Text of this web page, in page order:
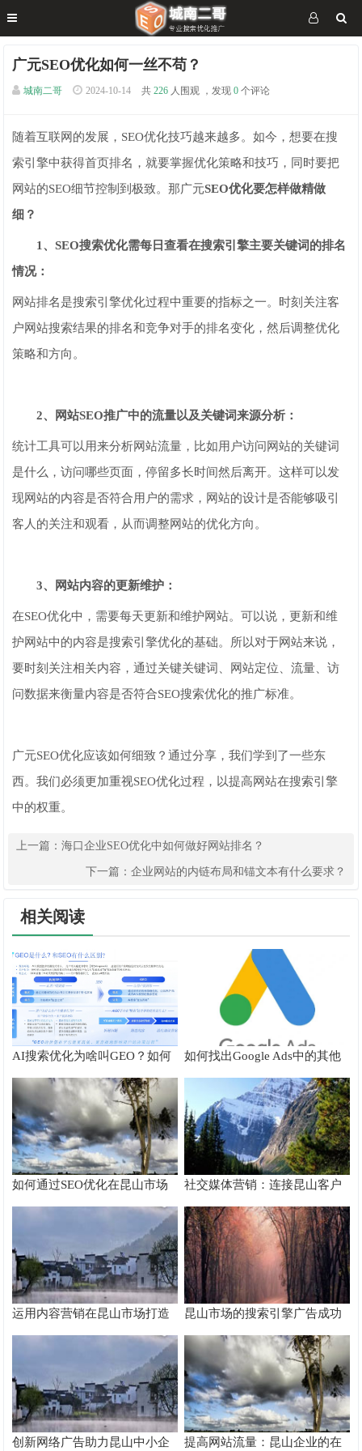
广元SEO优化如何一丝不苟？
城南二哥 2024-10-14 共 226 人围观 ，发现 0 个评论
随着互联网的发展，SEO优化技巧越来越多。如今，想要在搜
索引擎中获得首页排名，就要掌握优化策略和技巧，同时要把
网站的SEO细节控制到极致。那广元SEO优化要怎样做精做
细？
1、SEO搜索优化需每日查看在搜索引擎主要关键词的排名
情况：
网站排名是搜索引擎优化过程中重要的指标之一。时刻关注客
户网站搜索结果的排名和竞争对手的排名变化，然后调整优化
策略和方向。
2、网站SEO推广中的流量以及关键词来源分析：
统计工具可以用来分析网站流量，比如用户访问网站的关键词
是什么，访问哪些页面，停留多长时间然后离开。这样可以发
现网站的内容是否符合用户的需求，网站的设计是否能够吸引
客人的关注和观看，从而调整网站的优化方向。
3、网站内容的更新维护：
在SEO优化中，需要每天更新和维护网站。可以说，更新和维
护网站中的内容是搜索引擎优化的基础。所以对于网站来说，
要时刻关注相关内容，通过关键关键词、网站定位、流量、访
问数据来衡量内容是否符合SEO搜索优化的推广标准。
广元SEO优化应该如何细致？通过分享，我们学到了一些东
西。我们必须更加重视SEO优化过程，以提高网站在搜索引擎
中的权重。
上一篇：海口企业SEO优化中如何做好网站排名？
下一篇： 企业网站的内链布局和锚文本有什么要求？
相关阅读
AI搜索优化为啥叫GEO？如何
在AI搜索中获得排名？
如何找出Google Ads中的其他
搜索字词
如何通过SEO优化在昆山市场
脱颖而出
社交媒体营销：连接昆山客户
的桥梁
运用内容营销在昆山市场打造
品牌影响力
昆山市场的搜索引擎广告成功
案例分析
创新网络广告助力昆山中小企 提高网站流量：昆山企业的在